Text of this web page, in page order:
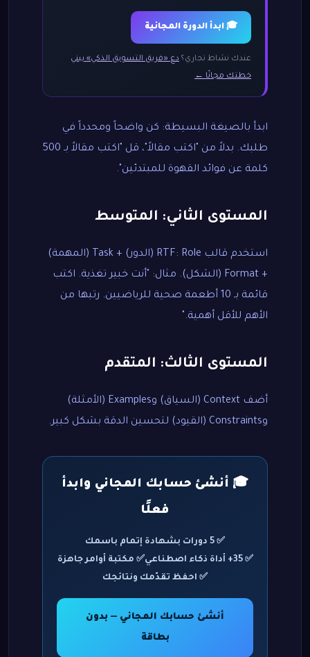
🎓 ابدأ الدورة المجانية
عندك نشاط تجاري؟ دع «فريق التسويق الذكي» يبني
خطتك مجانًا ←
ابدأ بالصيغة البسيطة: كن واضحاً ومحدداً في
طلبك. بدلاً من "اكتب مقالاً"، قل "اكتب مقالاً بـ 500
كلمة عن فوائد القهوة للمبتدئين".
المستوى الثاني: المتوسط
استخدم قالب RTF: Role (الدور) + Task (المهمة)
+ Format (الشكل). مثال: "أنت خبير تغذية. اكتب
قائمة بـ 10 أطعمة صحية للرياضيين. رتبها من
الأهم للأقل أهمية."
المستوى الثالث: المتقدم
أضف Context (السياق) وExamples (الأمثلة)
وConstraints (القيود) لتحسين الدقة بشكل كبير.
🎓 أنشئ حسابك المجاني وابدأ
فعلًا
✅ 5 دورات بشهادة إتمام باسمك
✅ 35+ أداة ذكاء اصطناعي
✅ مكتبة أوامر جاهزة
✅ احفظ تقدّمك ونتائجك
أنشئ حسابك المجاني — بدون
بطاقة